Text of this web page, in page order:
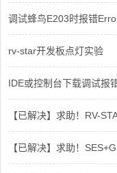
调试蜂鸟E203时报错
rv-star开发板点灯实验
IDE或控制台下载调试报
【已解决】求助！RV-
【已解决】求助！